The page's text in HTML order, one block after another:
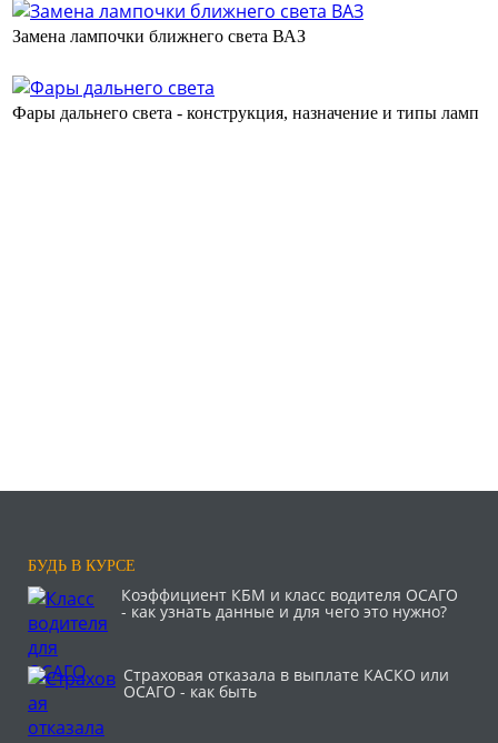
Замена лампочки ближнего света ВАЗ
Фары дальнего света - конструкция, назначение и типы ламп
БУДЬ В КУРСЕ
Коэффициент КБМ и класс водителя ОСАГО
- как узнать данные и для чего это нужно?
Страховая отказала в выплате КАСКО или
ОСАГО - как быть